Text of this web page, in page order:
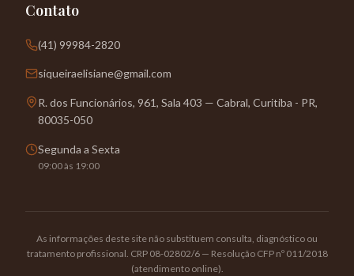
Contato
(41) 99984-2820
siqueiraelisiane@gmail.com
R. dos Funcionários, 961, Sala 403 — Cabral, Curitiba - PR,
80035-050
Segunda a Sexta
09:00 às 19:00
As informações deste site não substituem consulta, diagnóstico ou
tratamento profissional. CRP 08-02802/6 — Resolução CFP nº 011/2018
(atendimento online).